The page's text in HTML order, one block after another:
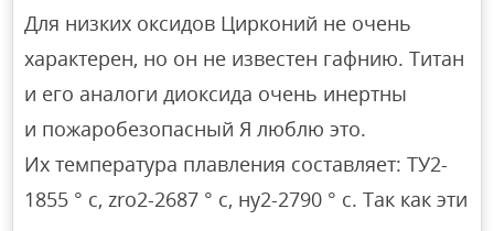
Для низких оксидов Цирконий не очень
характерен, но он не известен гафнию. Титан
и его аналоги диоксида очень инертны
и пожаробезопасный Я люблю это.
Их температура плавления составляет: ТУ2-
1855 ° с, zro2-2687 ° с, ну2-2790 ° с. Так как эти